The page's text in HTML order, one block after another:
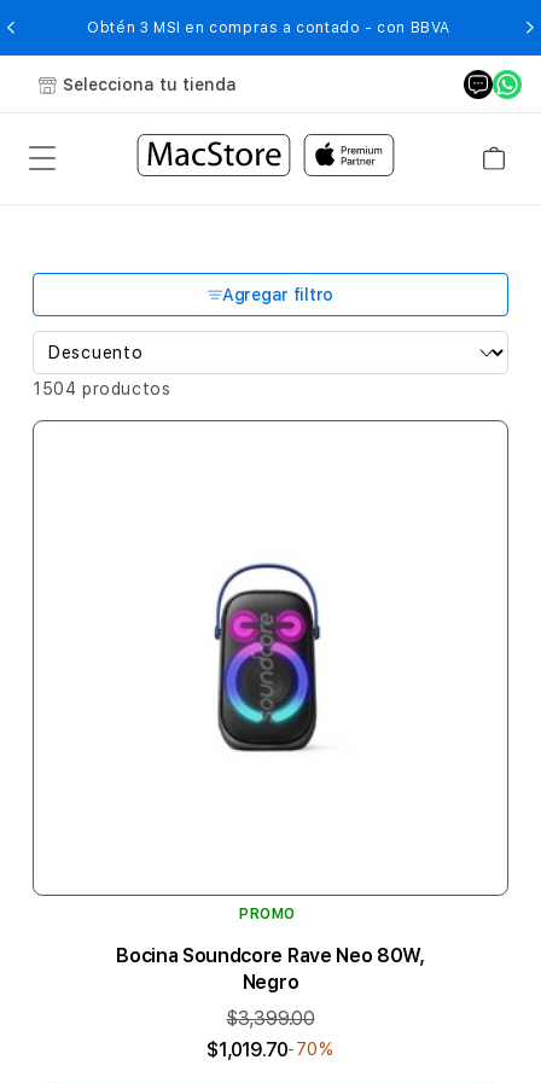
Obtén 3 MSI en compras a contado - con BBVA
Selecciona tu tienda
Agregar filtro
1504 productos
PROMO
Bocina Soundcore Rave Neo 80W,
Negro
$3,399.00
$1,019.70-70%